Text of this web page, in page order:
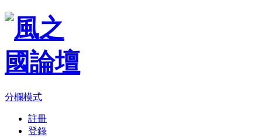
分欄模式
註冊
登錄